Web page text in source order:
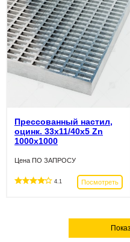
Прессованный настил,
оцинк. 33х11/40х5 Zn
1000х1000
Цена ПО ЗАПРОСУ
4.1 Посмотреть